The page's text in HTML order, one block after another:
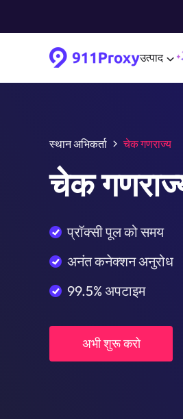
उत्पाद
स्थान अभिकर्ता चेक गणराज्य
चेक
प्रॉक्सी पूल को समय
अनंत कनेक्शन अनुरोध
99.5% अपटाइम
अभी शुरू करो